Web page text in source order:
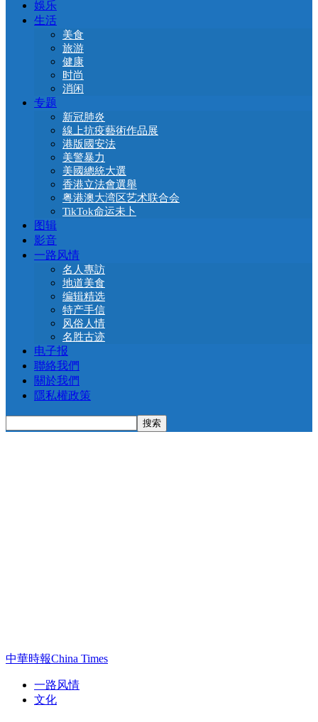
娛乐
生活
美食
旅游
健康
时尚
消闲
专题
新冠肺炎
線上抗疫藝術作品展
港版國安法
美警暴力
美國總統大選
香港立法會選舉
粤港澳大湾区艺术联合会
TikTok命运未卜
图辑
影音
一路风情
名人專訪
地道美食
编辑精选
特产手信
风俗人情
名胜古迹
电子报
聯絡我們
關於我們
隱私權政策
中華時報China Times
一路风情
文化